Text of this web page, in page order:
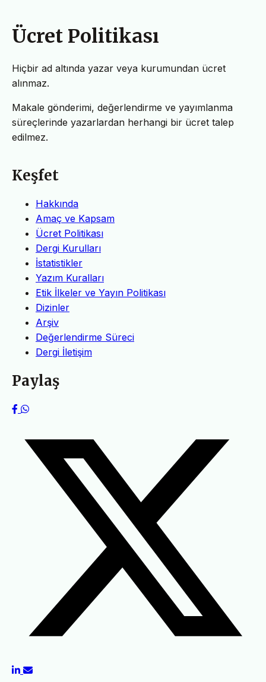
Ücret Politikası
Hiçbir ad altında yazar veya kurumundan ücret
alınmaz.
Makale gönderimi, değerlendirme ve yayımlanma
süreçlerinde yazarlardan herhangi bir ücret talep
edilmez.
Keşfet
Hakkında
Amaç ve Kapsam
Ücret Politikası
Dergi Kurulları
İstatistikler
Yazım Kuralları
Etik İlkeler ve Yayın Politikası
Dizinler
Arşiv
Değerlendirme Süreci
Dergi İletişim
Paylaş